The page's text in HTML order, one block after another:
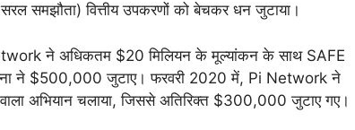
समझौता) वित्तीय उपकरणों को बेचकर धन जुटाया।
ने अधिकतम $20 मिलियन के मूल्यांकन के साथ SAFE
ने $500,000 जुटाए। फरवरी 2020 में, Pi Network ने
अभियान चलाया, जिससे अतिरिक्त $300,000 जुटाए गए।